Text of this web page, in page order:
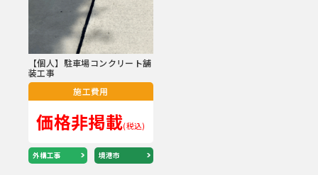
【個人】駐車場コンクリート舗
装工事
施工費用
価格非掲載(税込)
外構工事 境港市